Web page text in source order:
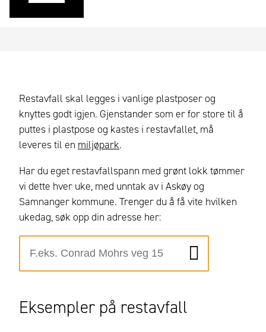
Restavfall skal legges i vanlige plastposer og
knyttes godt igjen. Gjenstander som er for store til å
puttes i plastpose og kastes i restavfallet, må
leveres til en miljøpark.
Har du eget restavfallspann med grønt lokk tømmer
vi dette hver uke, med unntak av i Askøy og
Samnanger kommune. Trenger du å få vite hvilken
ukedag, søk opp din adresse her:
Eksempler på restavfall